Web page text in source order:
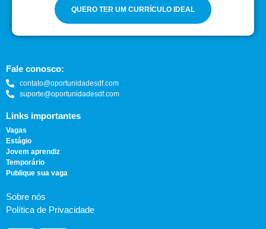
QUERO TER UM CURRÍCULO IDEAL
Fale conosco:
contato@oportunidadesdf.com
suporte@oportunidadesdf.com
Links importantes
Vagas
Estágio
Jovem aprendiz
Temporário
Publique sua vaga
Sobre nós
Política de Privacidade